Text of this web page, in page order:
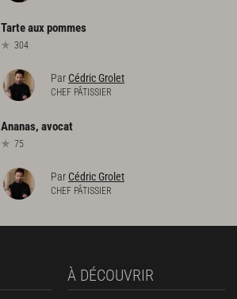
Tarteauxpommes
304
Par Cédric Grolet
CHEF PÂTISSIER
Ananas, avocat
75
Par Cédric Grolet
CHEF PÂTISSIER
À DÉCOUVRIR